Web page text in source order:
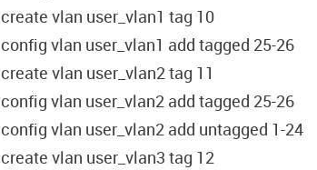
create vlan user_vlan1 tag 10
config vlan user_vlan1 add tagged 25-26
create vlan user_vlan2 tag 11
config vlan user_vlan2 add tagged 25-26
config vlan user_vlan2 add untagged 1-24
create vlan user_vlan3 tag 12